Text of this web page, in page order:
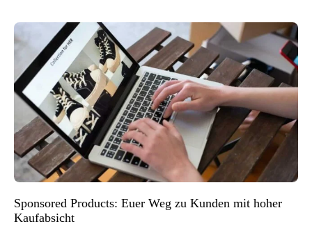
Sponsored Products: Euer Weg zu Kunden mit hoher
Kaufabsicht